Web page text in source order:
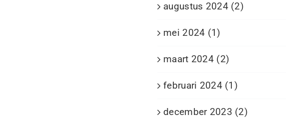
augustus 2024 (2)
mei 2024 (1)
maart 2024 (2)
februari 2024 (1)
december 2023 (2)